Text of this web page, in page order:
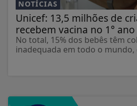
NOTÍCIAS
Unicef: 13,5 milhões de
recebem vacina no 1°
No total, 15% dos bebês têm
inadequada em todo o mundo,